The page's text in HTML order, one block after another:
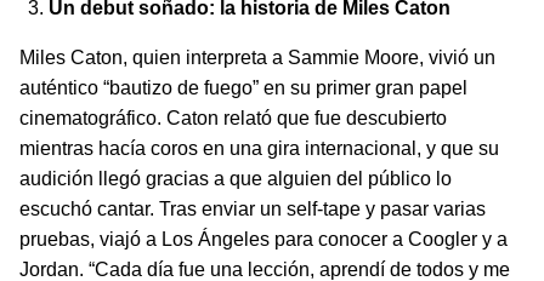
Un debut soñado: la historia de Miles Caton
Miles Caton, quien interpreta a Sammie Moore, vivió un
auténtico “bautizo de fuego” en su primer gran papel
cinematográfico. Caton relató que fue descubierto
mientras hacía coros en una gira internacional, y que su
audición llegó gracias a que alguien del público lo
escuchó cantar. Tras enviar un self-tape y pasar varias
pruebas, viajó a Los Ángeles para conocer a Coogler y a
Jordan. “Cada día fue una lección, aprendí de todos y me